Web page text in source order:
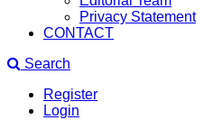
Privacy Statement
CONTACT
Search
Register
Login